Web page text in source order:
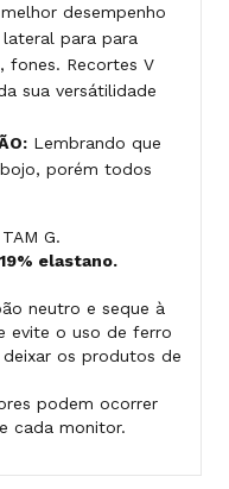
desempenho
para para
fones. Recortes V
sua versátilidade
Lembrando que
porém todos
G.
elastano.
neutro e seque à
evite o uso de ferro
os produtos de
podem ocorrer
cada monitor.